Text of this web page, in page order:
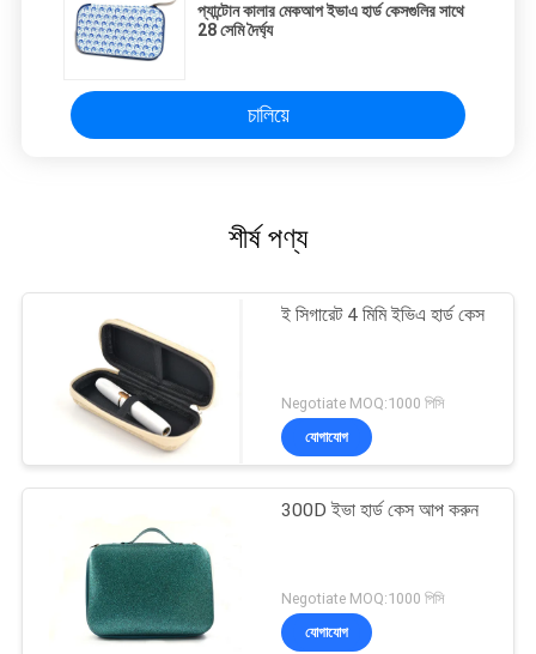
প্যান্টোন কালার মেকআপ ইভাএ হার্ড কেসগুলির সাথে
28 সেমি দৈর্ঘ্য
চালিয়ে
শীর্ষ পণ্য
ই সিগারেট 4 মিমি ইভিএ হার্ড কেস
Negotiate MOQ:1000 পিসি
যোগাযোগ
300D ইভা হার্ড কেস আপ করুন
Negotiate MOQ:1000 পিসি
যোগাযোগ